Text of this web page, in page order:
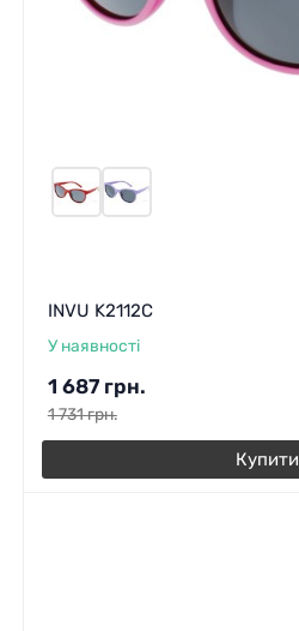
INVU K2112C
У наявності
1 687 грн.
1 731грн.
Купити